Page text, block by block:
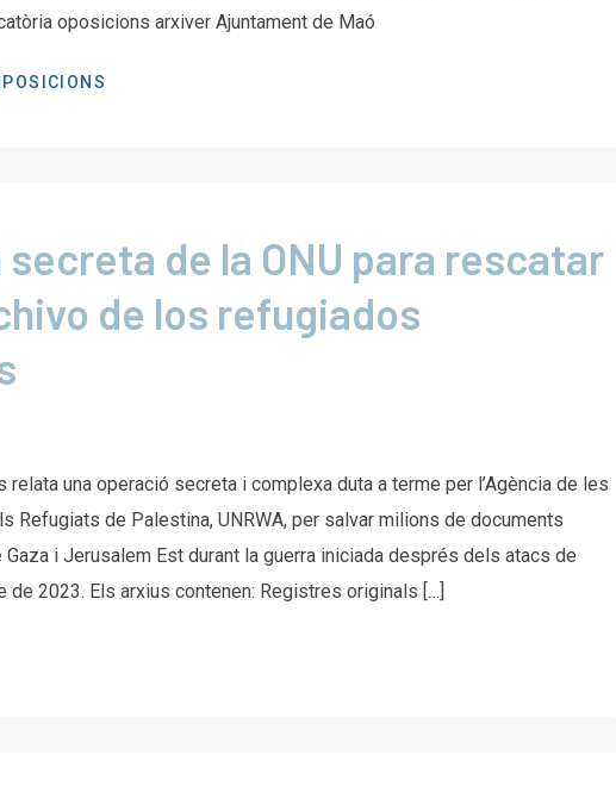
oposicions arxiver Ajuntament de Maó
de la ONU para rescatar
de los refugiados
relata una operació secreta i complexa duta a terme per l’Agència de les
Refugiats de Palestina, UNRWA, per salvar milions de documents
i Jerusalem Est durant la guerra iniciada després dels atacs de
de 2023. Els arxius contenen: Registres originals […]